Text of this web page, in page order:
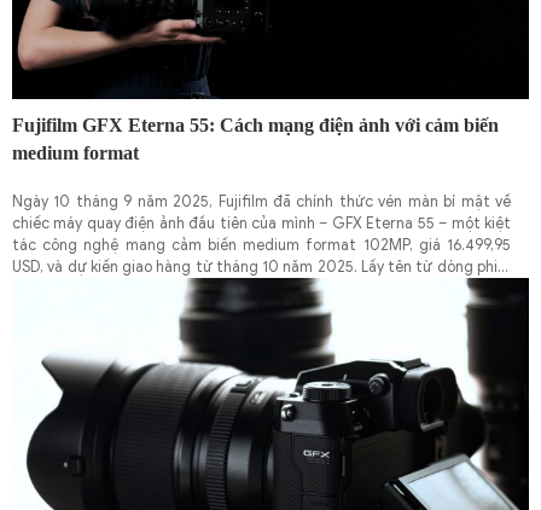
Fujifilm GFX Eterna 55: Cách mạng điện ảnh với cảm biến
medium format
Ngày 10 tháng 9 năm 2025, Fujifilm đã chính thức vén màn bí mật về
chiếc máy quay điện ảnh đầu tiên của mình – GFX Eterna 55 – một kiệt
tác công nghệ mang cảm biến medium format 102MP, giá 16.499,95
USD, và dự kiến giao hàng từ tháng 10 năm 2025. Lấy tên từ dòng phim
Eterna huyền thoại, máy quay này không chỉ kế thừa di sản màu sắc đặc
trưng của Fujifilm mà còn tái định nghĩa khả năng sáng tạo trong sản
xuất phim. Với cảm biến lớn gấp 1,7 lần full-frame, hỗ trợ quay từ
Super35 đến DCI 8K Open Gate, và tích hợp hàng loạt tính năng tiên
tiến, GFX Eterna 55 là lời tuyên ngôn của Fujifilm: mang chất lượng
Hollywood đến tay các nhà làm phim, từ dự án indie đến siêu phẩm điện
ảnh.